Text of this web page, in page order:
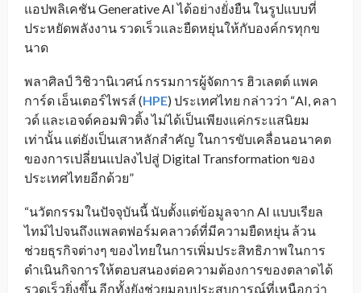
แอปพลิเคชัน Generative AI ได้อย่างยั่งยืน ในรูปแบบที่
ประหยัดพลังงาน รวดเร็วและยืดหยุ่นให้กับองค์กรทุกข
นาด
พลาศิลป์ วิชิวานิเวศน์ กรรมการผู้จัดการ ฮิวเลตต์ แพค
การ์ด เอ็นเตอร์ไพรส์ (HPE) ประเทศไทย กล่าวว่า “AI, คลา
วด์ และเอจด์คอมพิวติ้ง ไม่ได้เป็นเพียงแค่กระแสนิยม
เท่านั้น แต่ยังเป็นเสาหลักสำคัญ ในการขับเคลื่อนอนาคต
ของการเปลี่ยนแปลงไปสู่ Digital Transformation ของ
ประเทศไทยอีกด้วย”
“นวัตกรรมในปัจจุบันนี้ นับตั้งแต่ข้อมูลจาก AI แบบเรียล
ไทม์ไปจนถึงแพลตฟอร์มคลาวด์ที่มีความยืดหยุ่น ล้วน
ช่วยธุรกิจต่างๆ ของไทยในการเพิ่มประสิทธิภาพในการ
ดำเนินกิจการให้ตอบสนองต่อความต้องการของตลาดได้
รวดเร็วยิ่งขึ้น อีกทั้งยังช่วยมอบประสบการณ์ที่เหนือกว่า